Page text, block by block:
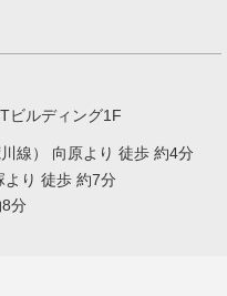
ビルディング1F
線） 向原より 徒歩 約4分
より 徒歩 約7分
分